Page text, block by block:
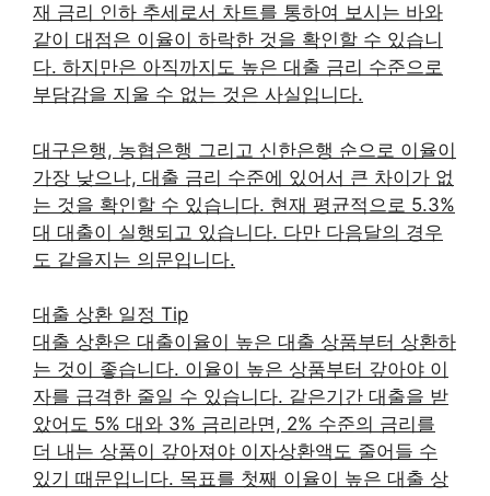
재 금리 인하 추세로서 차트를 통하여 보시는 바와
같이 대점은 이율이 하락한 것을 확인할 수 있습니
다. 하지만은 아직까지도 높은 대출 금리 수준으로
부담감을 지울 수 없는 것은 사실입니다.
대구은행, 농협은행 그리고 신한은행 순으로 이율이
가장 낮으나, 대출 금리 수준에 있어서 큰 차이가 없
는 것을 확인할 수 있습니다. 현재 평균적으로 5.3%
대 대출이 실행되고 있습니다. 다만 다음달의 경우
도 같을지는 의문입니다.
대출 상환 일정 Tip
대출 상환은 대출이율이 높은 대출 상품부터 상환하
는 것이 좋습니다. 이율이 높은 상품부터 갚아야 이
자를 급격한 줄일 수 있습니다. 같은기간 대출을 받
았어도 5% 대와 3% 금리라면, 2% 수준의 금리를
더 내는 상품이 갚아져야 이자상환액도 줄어들 수
있기 때문입니다. 목표를 첫째 이율이 높은 대출 상